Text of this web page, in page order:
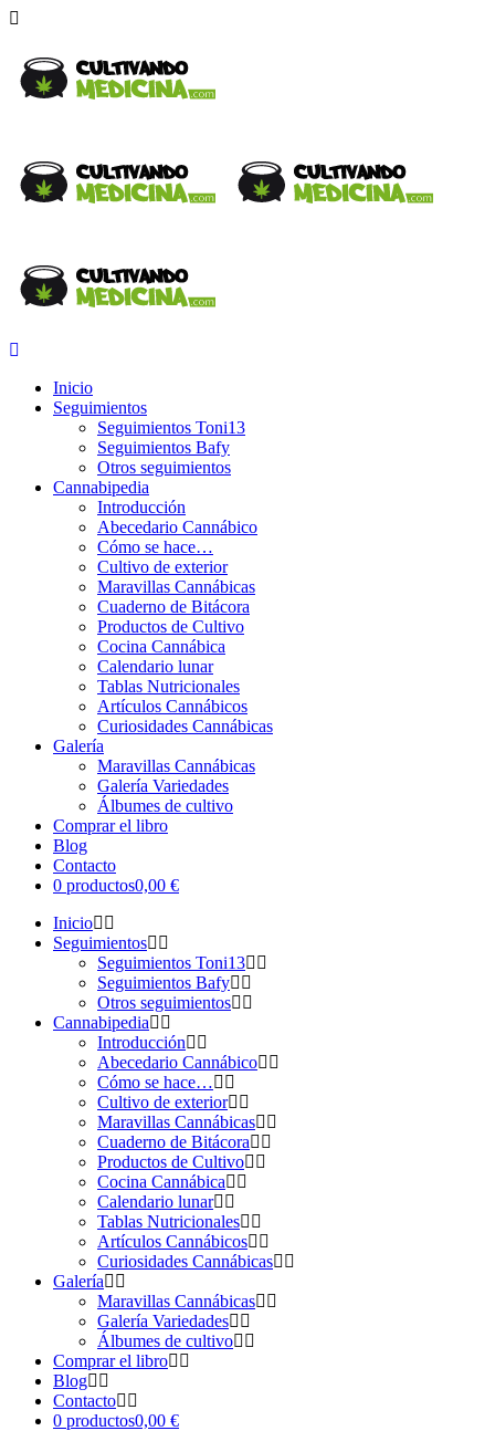
Inicio
Seguimientos
Seguimientos Toni13
Seguimientos Bafy
Otros seguimientos
Cannabipedia
Introducción
Abecedario Cannábico
Cómo se hace…
Cultivo de exterior
Maravillas Cannábicas
Cuaderno de Bitácora
Productos de Cultivo
Cocina Cannábica
Calendario lunar
Tablas Nutricionales
Artículos Cannábicos
Curiosidades Cannábicas
Galería
Maravillas Cannábicas
Galería Variedades
Álbumes de cultivo
Comprar el libro
Blog
Contacto
0 productos0,00 €
Inicio
Seguimientos
Seguimientos Toni13
Seguimientos Bafy
Otros seguimientos
Cannabipedia
Introducción
Abecedario Cannábico
Cómo se hace…
Cultivo de exterior
Maravillas Cannábicas
Cuaderno de Bitácora
Productos de Cultivo
Cocina Cannábica
Calendario lunar
Tablas Nutricionales
Artículos Cannábicos
Curiosidades Cannábicas
Galería
Maravillas Cannábicas
Galería Variedades
Álbumes de cultivo
Comprar el libro
Blog
Contacto
0 productos0,00 €